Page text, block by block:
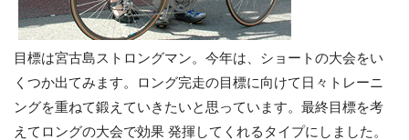
目標は宮古島ストロングマン。今年は、ショートの大会をい
くつか出てみます。ロング完走の目標に向けて日々トレーニ
ングを重ねて鍛えていきたいと思っています。最終目標を考
えてロングの大会で効果 発揮してくれるタイプにしました。